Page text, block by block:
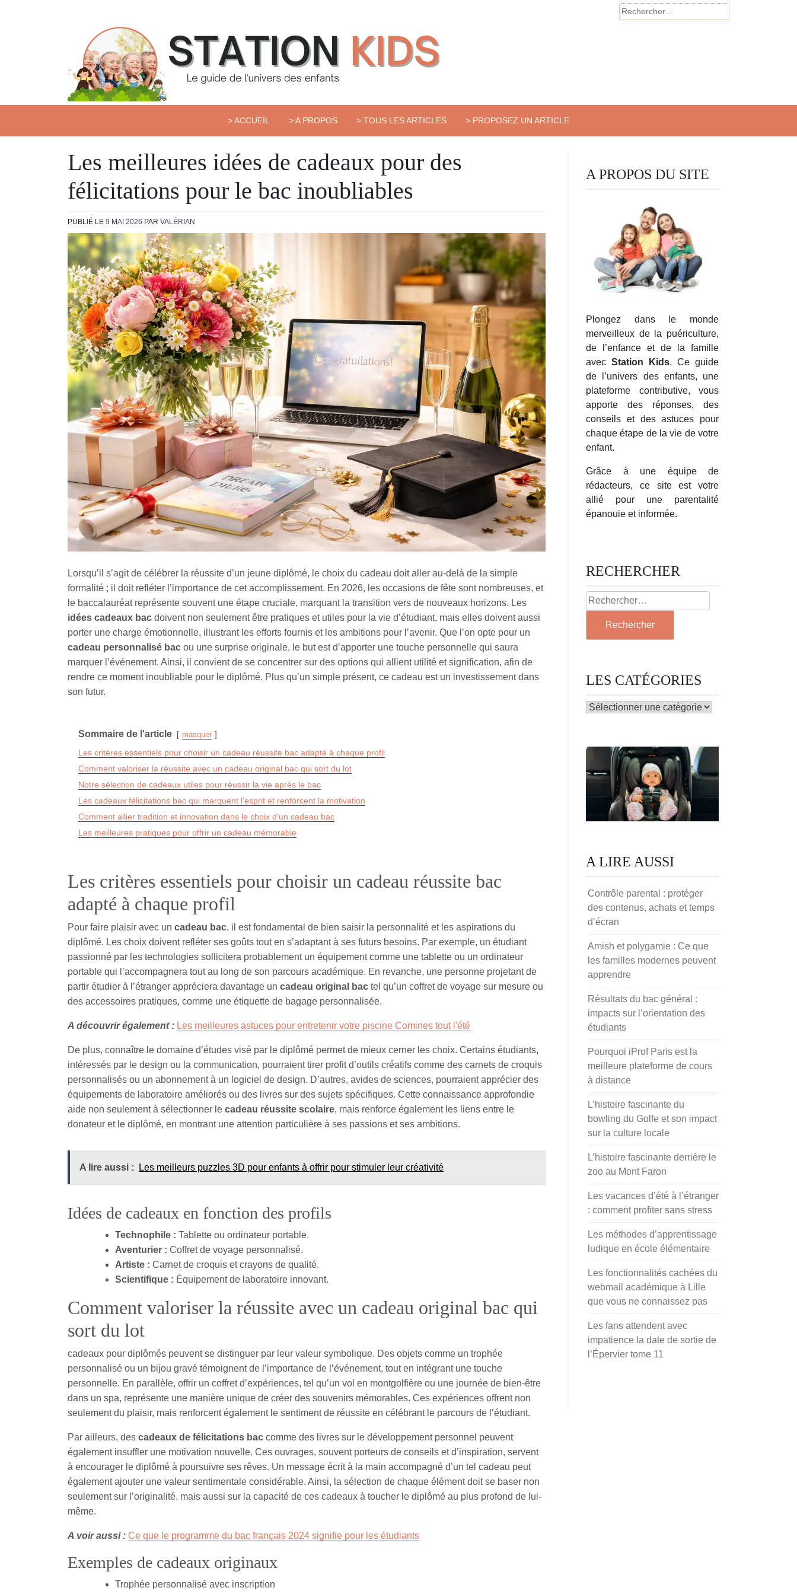
Rechercher :
> ACCUEIL > A PROPOS > TOUS LES ARTICLES > PROPOSEZ UN ARTICLE
Les meilleures idées de cadeaux pour des
félicitations pour le bac inoubliables
PUBLIÉ LE 9 MAI 2026 PAR VALÉRIAN
Lorsqu’il s’agit de célébrer la réussite d’un jeune diplômé, le choix du cadeau doit aller au-delà de la simple
formalité ; il doit refléter l’importance de cet accomplissement. En 2026, les occasions de fête sont nombreuses, et
le baccalauréat représente souvent une étape cruciale, marquant la transition vers de nouveaux horizons. Les
idées cadeaux bac doivent non seulement être pratiques et utiles pour la vie d’étudiant, mais elles doivent aussi
porter une charge émotionnelle, illustrant les efforts fournis et les ambitions pour l’avenir. Que l’on opte pour un
cadeau personnalisé bac ou une surprise originale, le but est d’apporter une touche personnelle qui saura
marquer l’événement. Ainsi, il convient de se concentrer sur des options qui allient utilité et signification, afin de
rendre ce moment inoubliable pour le diplômé. Plus qu’un simple présent, ce cadeau est un investissement dans
son futur.
Sommaire de l'article masquer
Les critères essentiels pour choisir un cadeau réussite bac adapté à chaque profil
Comment valoriser la réussite avec un cadeau original bac qui sort du lot
Notre sélection de cadeaux utiles pour réussir la vie après le bac
Les cadeaux félicitations bac qui marquent l’esprit et renforcent la motivation
Comment allier tradition et innovation dans le choix d’un cadeau bac
Les meilleures pratiques pour offrir un cadeau mémorable
Les critères essentiels pour choisir un cadeau réussite bac
adapté à chaque profil
Pour faire plaisir avec un cadeau bac, il est fondamental de bien saisir la personnalité et les aspirations du
diplômé. Les choix doivent refléter ses goûts tout en s’adaptant à ses futurs besoins. Par exemple, un étudiant
passionné par les technologies sollicitera probablement un équipement comme une tablette ou un ordinateur
portable qui l’accompagnera tout au long de son parcours académique. En revanche, une personne projetant de
partir étudier à l’étranger appréciera davantage un cadeau original bac tel qu’un coffret de voyage sur mesure ou
des accessoires pratiques, comme une étiquette de bagage personnalisée.
A découvrir également : Les meilleures astuces pour entretenir votre piscine Comines tout l'été
De plus, connaître le domaine d’études visé par le diplômé permet de mieux cerner les choix. Certains étudiants,
intéressés par le design ou la communication, pourraient tirer profit d’outils créatifs comme des carnets de croquis
personnalisés ou un abonnement à un logiciel de design. D’autres, avides de sciences, pourraient apprécier des
équipements de laboratoire améliorés ou des livres sur des sujets spécifiques. Cette connaissance approfondie
aide non seulement à sélectionner le cadeau réussite scolaire, mais renforce également les liens entre le
donateur et le diplômé, en montrant une attention particulière à ses passions et ses ambitions.
A lire aussi : Les meilleurs puzzles 3D pour enfants à offrir pour stimuler leur créativité
Idées de cadeaux en fonction des profils
Technophile : Tablette ou ordinateur portable.
Aventurier : Coffret de voyage personnalisé.
Artiste : Carnet de croquis et crayons de qualité.
Scientifique : Équipement de laboratoire innovant.
Comment valoriser la réussite avec un cadeau original bac qui
sort du lot
cadeaux pour diplômés peuvent se distinguer par leur valeur symbolique. Des objets comme un trophée
personnalisé ou un bijou gravé témoignent de l’importance de l’événement, tout en intégrant une touche
personnelle. En parallèle, offrir un coffret d’expériences, tel qu’un vol en montgolfière ou une journée de bien-être
dans un spa, représente une manière unique de créer des souvenirs mémorables. Ces expériences offrent non
seulement du plaisir, mais renforcent également le sentiment de réussite en célébrant le parcours de l’étudiant.
Par ailleurs, des cadeaux de félicitations bac comme des livres sur le développement personnel peuvent
également insuffler une motivation nouvelle. Ces ouvrages, souvent porteurs de conseils et d’inspiration, servent
à encourager le diplômé à poursuivre ses rêves. Un message écrit à la main accompagné d’un tel cadeau peut
également ajouter une valeur sentimentale considérable. Ainsi, la sélection de chaque élément doit se baser non
seulement sur l’originalité, mais aussi sur la capacité de ces cadeaux à toucher le diplômé au plus profond de lui-
même.
A voir aussi : Ce que le programme du bac français 2024 signifie pour les étudiants
Exemples de cadeaux originaux
Trophée personnalisé avec inscription
A PROPOS DU SITE
Plongez dans le monde
merveilleux de la puériculture,
de l’enfance et de la famille
avec Station Kids. Ce guide
de l’univers des enfants, une
plateforme contributive, vous
apporte des réponses, des
conseils et des astuces pour
chaque étape de la vie de votre
enfant.
Grâce à une équipe de
rédacteurs, ce site est votre
allié pour une parentalité
épanouie et informée.
RECHERCHER
Rechercher :
LES CATÉGORIES
LES
A LIRE AUSSI
Contrôle parental : protéger
des contenus, achats et temps
d’écran
Amish et polygamie : Ce que
les familles modernes peuvent
apprendre
Résultats du bac général :
impacts sur l’orientation des
étudiants
Pourquoi iProf Paris est la
meilleure plateforme de cours
à distance
L’histoire fascinante du
bowling du Golfe et son impact
sur la culture locale
L’histoire fascinante derrière le
zoo au Mont Faron
Les vacances d’été à l’étranger
: comment profiter sans stress
Les méthodes d’apprentissage
ludique en école élémentaire
Les fonctionnalités cachées du
webmail académique à Lille
que vous ne connaissez pas
Les fans attendent avec
impatience la date de sortie de
l’Épervier tome 11